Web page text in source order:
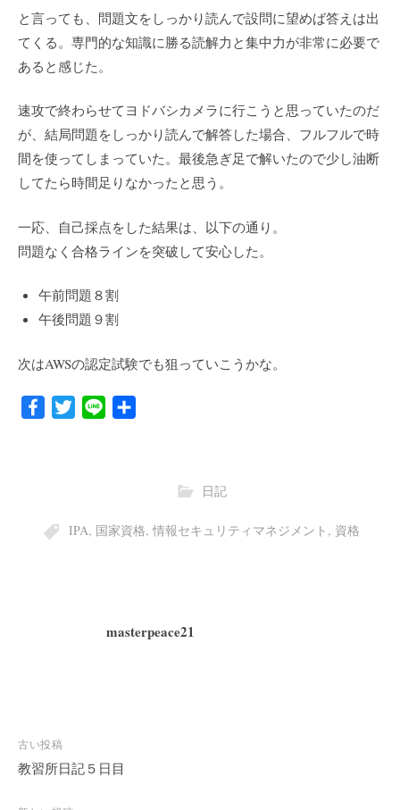
と言っても、問題文をしっかり読んで設問に望めば答えは出
てくる。専門的な知識に勝る読解力と集中力が非常に必要で
あると感じた。
速攻で終わらせてヨドバシカメラに行こうと思っていたのだ
が、結局問題をしっかり読んで解答した場合、フルフルで時
間を使ってしまっていた。最後急ぎ足で解いたので少し油断
してたら時間足りなかったと思う。
一応、自己採点をした結果は、以下の通り。
問題なく合格ラインを突破して安心した。
午前問題８割
午後問題９割
次はAWSの認定試験でも狙っていこうかな。
o
e
日記
IPA, 国家資格, 情報セキュリティマネジメント , 資格
masterpeace21
投
稿
古い投稿
教習所日記５日目